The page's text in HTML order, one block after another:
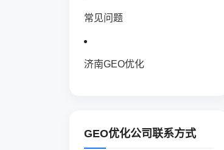
常见问题
济南GEO优化
GEO优化公司联系方式